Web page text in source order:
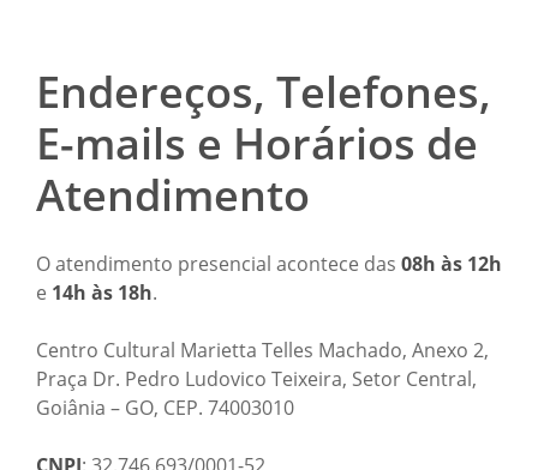
Endereços, Telefones,
E-mails e Horários de
Atendimento
O atendimento presencial acontece das 08h às 12h
e 14h às 18h.
Centro Cultural Marietta Telles Machado, Anexo 2,
Praça Dr. Pedro Ludovico Teixeira, Setor Central,
Goiânia – GO, CEP. 74003010